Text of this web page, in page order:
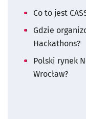
Co to jest
Gdzie
Hackathons?
Polski rynek
Wrocław?